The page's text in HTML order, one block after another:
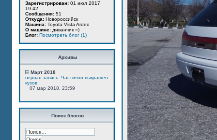
Зарегистрирован: 01 июл 2017,
19:42
Сообщения: 51
Откуда: Новороссийск
Машина: Toyota Vista Ardeo
О машине: диванчик =)
Блог: Посмотреть блог (1)
Архивы
Март 2018
первая запись. Частично выкрашен
кузов
07 мар 2018, 23:59
Поиск блогов